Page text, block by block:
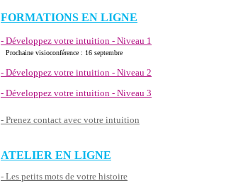
FORMATIONS EN LIGNE
- Développez votre intuition - Niveau 1
Prochaine visioconférence : 16 septembre
- Développez votre intuition - Niveau 2
- Développez votre intuition - Niveau 3
- Prenez contact avec votre intuition
ATELIER EN LIGNE
- Les petits mots de votre histoire